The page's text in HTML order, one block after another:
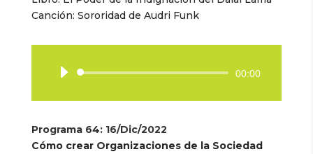
Canción: Sororidad de Audri Funk
Reproductor
audio
00:00
Programa 64: 16/Dic/2022
Cómo crear Organizaciones de la Sociedad